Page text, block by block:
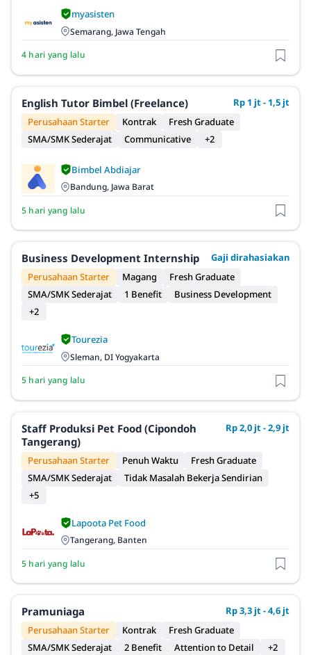
myasisten
Semarang, Jawa Tengah
4 hari yang lalu
English Tutor Bimbel (Freelance)
Rp 1 jt - 1,5 jt
Perusahaan Starter
Kontrak
Fresh Graduate
SMA/SMK Sederajat
Communicative +2
Bimbel Abdiajar
Bandung, Jawa Barat
5 hari yang lalu
Business Development Internship
Gaji dirahasiakan
Perusahaan Starter
Magang
Fresh Graduate
SMA/SMK Sederajat
1 Benefit
Business Development
+2
Tourezia
Sleman, DI Yogyakarta
5 hari yang lalu
Staff Produksi Pet Food (Cipondoh
Tangerang)
Rp 2,0 jt - 2,9 jt
Perusahaan Starter Penuh Waktu
Fresh Graduate
SMA/SMK Sederajat
Tidak Masalah Bekerja Sendirian
+5
Lapoota Pet Food
Tangerang, Banten
5 hari yang lalu
Pramuniaga
Rp 3,3 jt - 4,6 jt
Perusahaan Starter
Kontrak
Fresh Graduate
SMA/SMK Sederajat
2 Benefit Attention to Detail +2